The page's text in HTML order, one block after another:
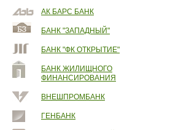
АК БАРС БАНК
БАНК "ЗАПАДНЫЙ"
БАНК "ФК ОТКРЫТИЕ"
БАНК ЖИЛИЩНОГО
ФИНАНСИРОВАНИЯ
ВНЕШПРОМБАНК
ГЕНБАНК